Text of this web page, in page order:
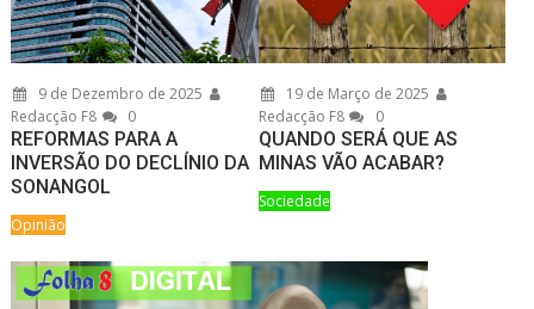
9 de Dezembro de 2025
Redacção F8
0
REFORMAS PARA A
INVERSÃO DO DECLÍNIO DA
SONANGOL
Opinião
19 de Março de 2025
Redacção F8
0
QUANDO SERÁ QUE AS
MINAS VÃO ACABAR?
Sociedade